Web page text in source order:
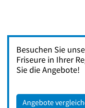
Besuchen Sie
Friseure in Ihrer
Sie die Angebote!
Angebote